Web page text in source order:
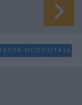
MÓDOSÍTÁSA